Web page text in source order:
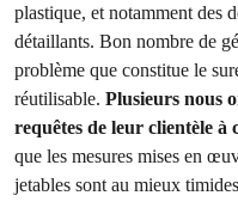
plastique, et notamment des
détaillants. Bon nombre de
problème que constitue le
réutilisable. Plusieurs nous
requêtes de leur clientèle à
que les mesures mises en
jetables sont au mieux